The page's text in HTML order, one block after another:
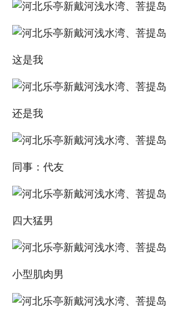
这是我
还是我
同事：代友
四大猛男
小型肌肉男